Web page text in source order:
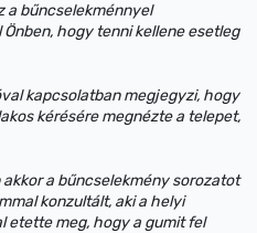
a bűncselekménnyel
hogy tenni kellene esetleg
kapcsolatban megjegyzi, hogy
kérésére megnézte a telepet,
a bűncselekmény sorozatot
konzultált, aki a helyi
etette meg, hogy a gumit fel